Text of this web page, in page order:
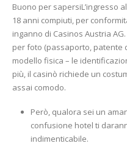
Buono per sapersiL’ingresso
18 anni compiuti, per
inganno di Casinos Austria
per foto (passaporto, patente
modello fisica – le
più, il casinò richiede un
assai comodo.
Però, qualora sei un
confusione hotel ti
indimenticabile.